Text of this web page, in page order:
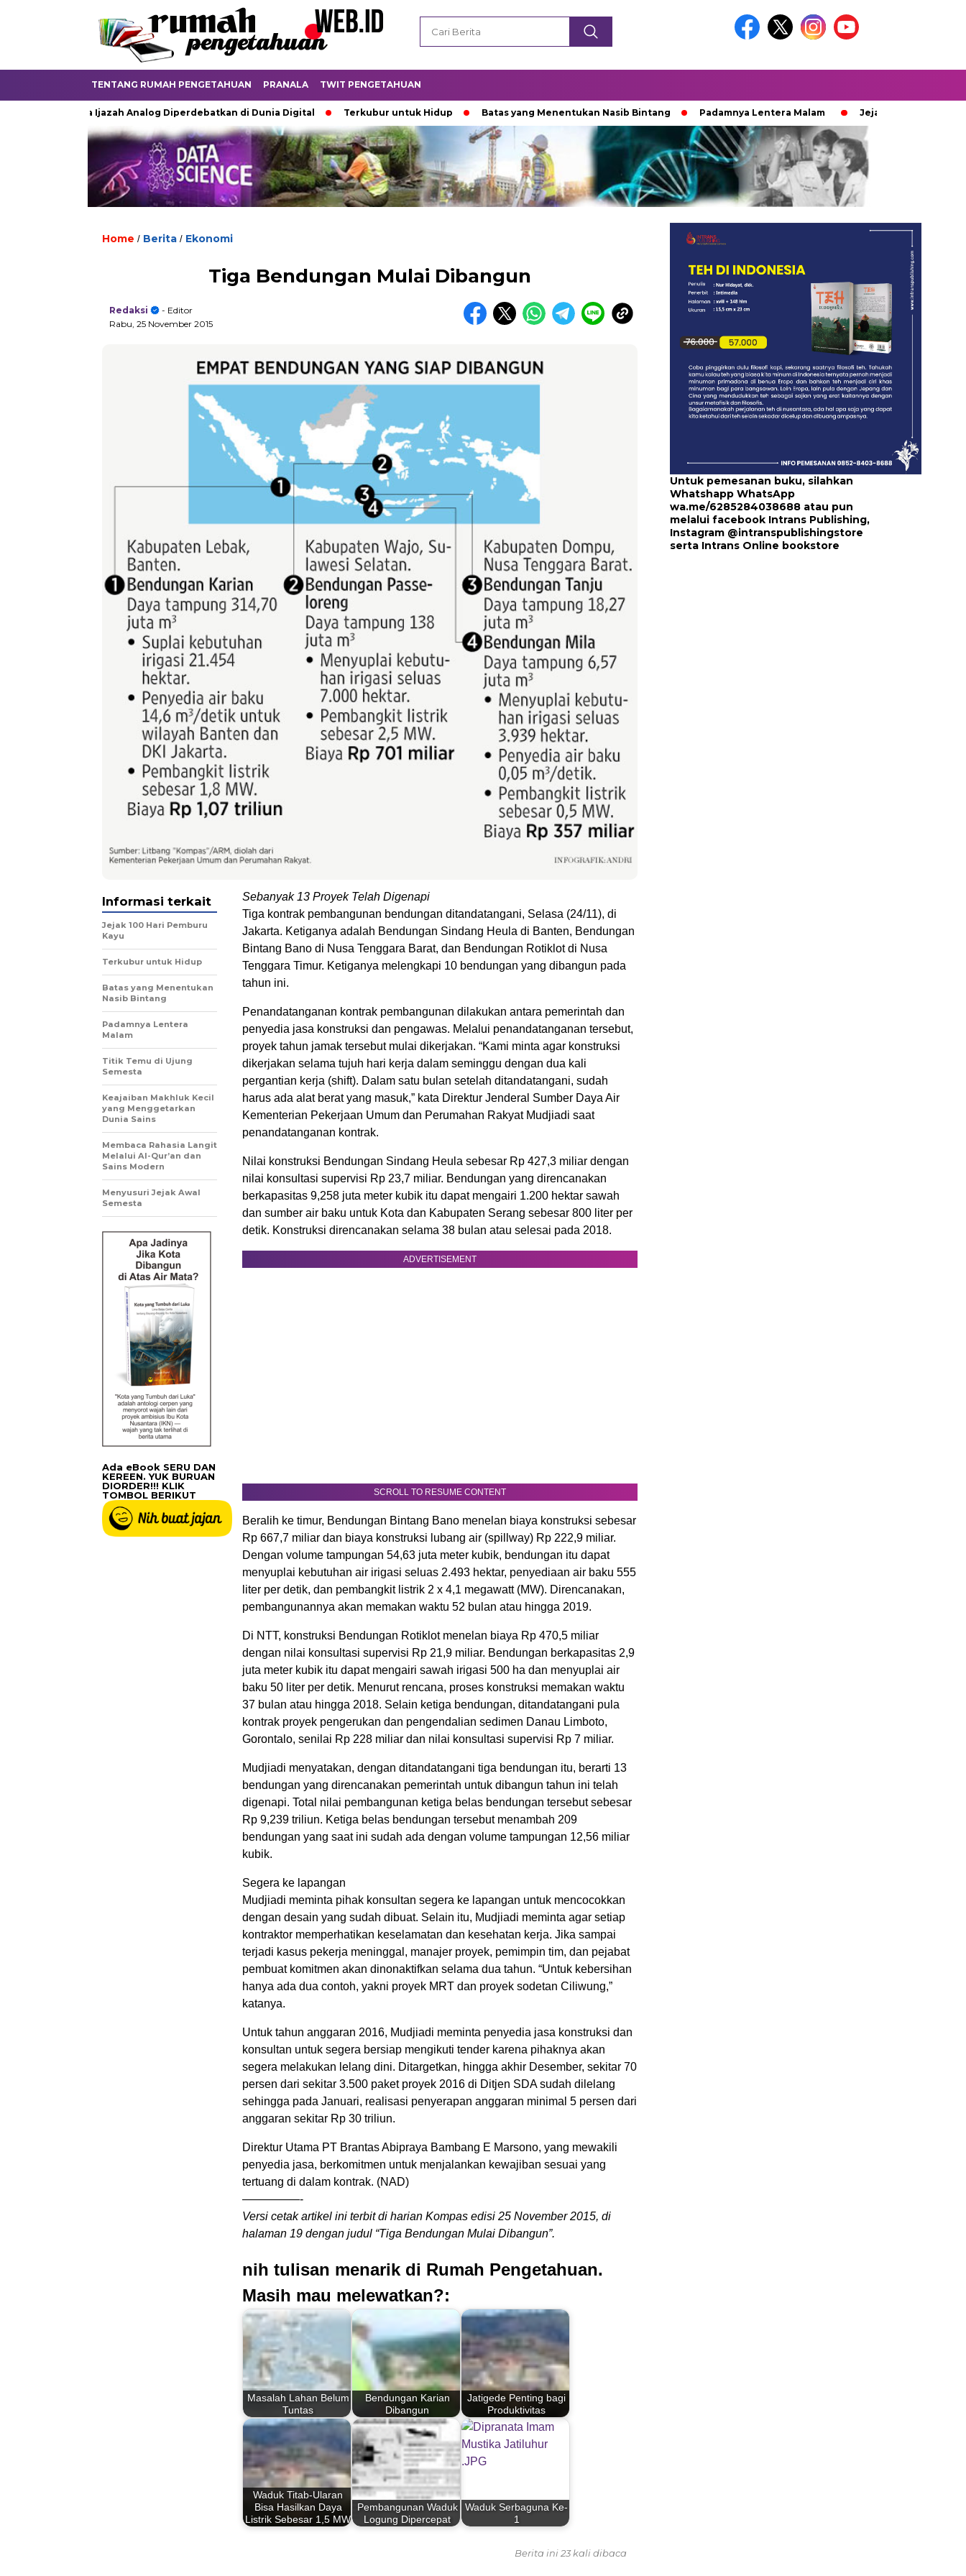
TENTANG RUMAH PENGETAHUAN PRANALA TWIT PENGETAHUAN
Ketika Ijazah Analog Diperdebatkan di Dunia Digital Terkubur untuk Hidup Batas yang Menentukan Nasib Bintang Padamnya Lentera Malam Jejak 100 Hari Pemburu Kayu
Home / Berita / Ekonomi
Tiga Bendungan Mulai Dibangun
Redaksi
- Editor
Rabu, 25 November 2015
Sebanyak 13 Proyek Telah Digenapi
Tiga kontrak pembangunan bendungan ditandatangani, Selasa (24/11), di
Jakarta. Ketiganya adalah Bendungan Sindang Heula di Banten, Bendungan
Bintang Bano di Nusa Tenggara Barat, dan Bendungan Rotiklot di Nusa
Tenggara Timur. Ketiganya melengkapi 10 bendungan yang dibangun pada
tahun ini.
Penandatanganan kontrak pembangunan dilakukan antara pemerintah dan
penyedia jasa konstruksi dan pengawas. Melalui penandatanganan tersebut,
proyek tahun jamak tersebut mulai dikerjakan. “Kami minta agar konstruksi
dikerjakan selama tujuh hari kerja dalam seminggu dengan dua kali
pergantian kerja (shift). Dalam satu bulan setelah ditandatangani, sudah
harus ada alat berat yang masuk,” kata Direktur Jenderal Sumber Daya Air
Kementerian Pekerjaan Umum dan Perumahan Rakyat Mudjiadi saat
penandatanganan kontrak.
Nilai konstruksi Bendungan Sindang Heula sebesar Rp 427,3 miliar dengan
nilai konsultasi supervisi Rp 23,7 miliar. Bendungan yang direncanakan
berkapasitas 9,258 juta meter kubik itu dapat mengairi 1.200 hektar sawah
dan sumber air baku untuk Kota dan Kabupaten Serang sebesar 800 liter per
detik. Konstruksi direncanakan selama 38 bulan atau selesai pada 2018.
ADVERTISEMENT
SCROLL TO RESUME CONTENT
Beralih ke timur, Bendungan Bintang Bano menelan biaya konstruksi sebesar
Rp 667,7 miliar dan biaya konstruksi lubang air (spillway) Rp 222,9 miliar.
Dengan volume tampungan 54,63 juta meter kubik, bendungan itu dapat
menyuplai kebutuhan air irigasi seluas 2.493 hektar, penyediaan air baku 555
liter per detik, dan pembangkit listrik 2 x 4,1 megawatt (MW). Direncanakan,
pembangunannya akan memakan waktu 52 bulan atau hingga 2019.
Di NTT, konstruksi Bendungan Rotiklot menelan biaya Rp 470,5 miliar
dengan nilai konsultasi supervisi Rp 21,9 miliar. Bendungan berkapasitas 2,9
juta meter kubik itu dapat mengairi sawah irigasi 500 ha dan menyuplai air
baku 50 liter per detik. Menurut rencana, proses konstruksi memakan waktu
37 bulan atau hingga 2018. Selain ketiga bendungan, ditandatangani pula
kontrak proyek pengerukan dan pengendalian sedimen Danau Limboto,
Gorontalo, senilai Rp 228 miliar dan nilai konsultasi supervisi Rp 7 miliar.
Mudjiadi menyatakan, dengan ditandatangani tiga bendungan itu, berarti 13
bendungan yang direncanakan pemerintah untuk dibangun tahun ini telah
digenapi. Total nilai pembangunan ketiga belas bendungan tersebut sebesar
Rp 9,239 triliun. Ketiga belas bendungan tersebut menambah 209
bendungan yang saat ini sudah ada dengan volume tampungan 12,56 miliar
kubik.
Segera ke lapangan
Mudjiadi meminta pihak konsultan segera ke lapangan untuk mencocokkan
dengan desain yang sudah dibuat. Selain itu, Mudjiadi meminta agar setiap
kontraktor memperhatikan keselamatan dan kesehatan kerja. Jika sampai
terjadi kasus pekerja meninggal, manajer proyek, pemimpin tim, dan pejabat
pembuat komitmen akan dinonaktifkan selama dua tahun. “Untuk kebersihan
hanya ada dua contoh, yakni proyek MRT dan proyek sodetan Ciliwung,”
katanya.
Untuk tahun anggaran 2016, Mudjiadi meminta penyedia jasa konstruksi dan
konsultan untuk segera bersiap mengikuti tender karena pihaknya akan
segera melakukan lelang dini. Ditargetkan, hingga akhir Desember, sekitar 70
persen dari sekitar 3.500 paket proyek 2016 di Ditjen SDA sudah dilelang
sehingga pada Januari, realisasi penyerapan anggaran minimal 5 persen dari
anggaran sekitar Rp 30 triliun.
Direktur Utama PT Brantas Abipraya Bambang E Marsono, yang mewakili
penyedia jasa, berkomitmen untuk menjalankan kewajiban sesuai yang
tertuang di dalam kontrak. (NAD)
—————-
Versi cetak artikel ini terbit di harian Kompas edisi 25 November 2015, di
halaman 19 dengan judul “Tiga Bendungan Mulai Dibangun”.
nih tulisan menarik di Rumah Pengetahuan.
Masih mau melewatkan?:
Masalah Lahan Belum
Tuntas
Bendungan Karian
Dibangun
Jatigede Penting bagi
Produktivitas
Waduk Titab-Ularan
Bisa Hasilkan Daya
Listrik Sebesar 1,5 MW
Pembangunan Waduk
Logung Dipercepat
Waduk Serbaguna Ke-
1
Informasi terkait
Jejak 100 Hari Pemburu
Kayu
Terkubur untuk Hidup
Batas yang Menentukan
Nasib Bintang
Padamnya Lentera
Malam
Titik Temu di Ujung
Semesta
Keajaiban Makhluk Kecil
yang Menggetarkan
Dunia Sains
Membaca Rahasia Langit
Melalui Al-Qur’an dan
Sains Modern
Menyusuri Jejak Awal
Semesta
Ada eBook SERU DAN
KEREEN. YUK BURUAN
DIORDER!!! KLIK
TOMBOL BERIKUT
Berita ini 23 kali dibaca
Untuk pemesanan buku, silahkan
Whatshapp WhatsApp
wa.me/6285284038688 atau pun
melalui facebook Intrans Publishing,
Instagram @intranspublishingstore
serta Intrans Online bookstore